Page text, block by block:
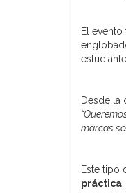
El
Desde la
marcas
Este tipo
práctica